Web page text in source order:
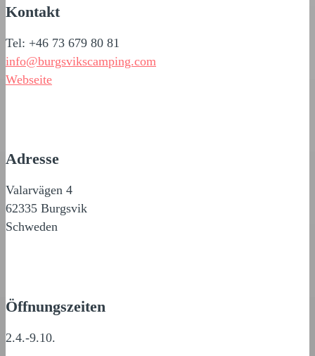
Kontakt
Tel: +46 73 679 80 81
info@burgsvikscamping.com
Webseite
Adresse
Valarvägen 4
62335 Burgsvik
Schweden
Öffnungszeiten
2.4.-9.10.